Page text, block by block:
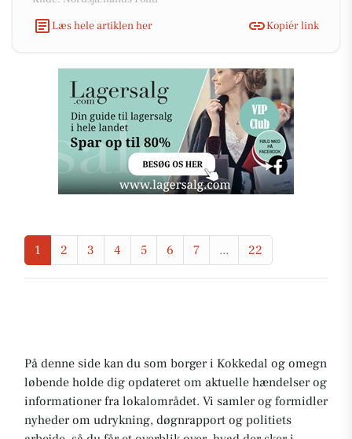
Læs hele artiklen her
Kopiér link
1 2 3 4 5 6 7 ... 22
På denne side kan du som borger i Kokkedal og omegn
løbende holde dig opdateret om aktuelle hændelser og
informationer fra lokalområdet. Vi samler og formidler
nyheder om udrykning, døgnrapport og politiets